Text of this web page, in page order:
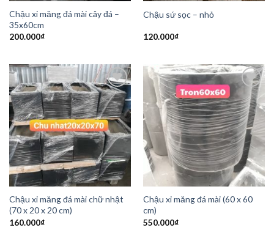
Chậu xi măng đá mài cây đá –
35x60cm
200.000₫
Chậu sứ sọc – nhỏ
120.000₫
Add to
Wishlist
Chậu xi măng đá mài chữ nhật
(70 x 20 x 20 cm)
160.000₫
Add to
Wishlist
Chậu xi măng đá mài (60 x 60
cm)
550.000₫